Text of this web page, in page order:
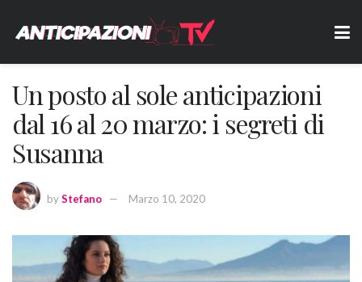
Un posto al sole anticipazioni
dal 16 al 20 marzo: i segreti di
Susanna
byStefano Marzo 10, 2020